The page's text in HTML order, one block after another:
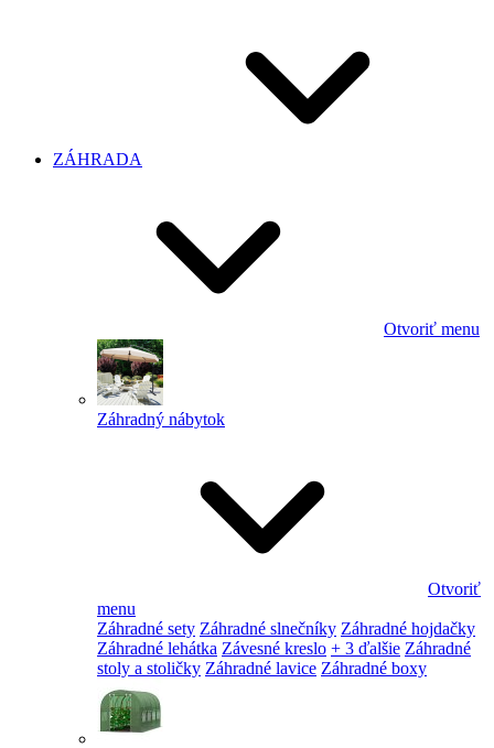
ZÁHRADA
Otvoriť menu
Záhradný nábytok
Otvoriť
menu
Záhradné sety Záhradné slnečníky Záhradné hojdačky
Záhradné lehátka Závesné kreslo + 3 ďalšie Záhradné
stoly a stoličky Záhradné lavice Záhradné boxy